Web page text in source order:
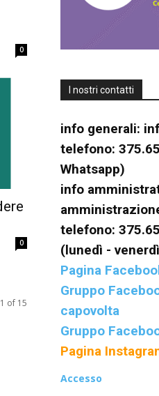
0
0
of 15
I nostri contatti
info generali:
telefono:
Whatsapp)
info
telefono:
(lunedì -
Pagina
Gruppo
capovolta
Gruppo
Pagina
Accesso